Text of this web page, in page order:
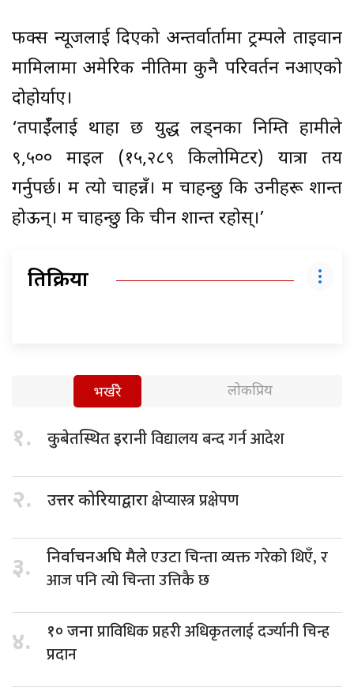
फक्स न्यूजलाई दिएको अन्तर्वार्तामा ट्रम्पले ताइवान
मामिलामा अमेरिकी नीतिमा कुनै परिवर्तन नआएको
दोहोर्याए।
‘तपाईँलाई थाहा छ युद्ध लड्नका निम्ति हामीले
९,५०० माइल (१५,२८९ किलोमिटर) यात्रा तय
गर्नुपर्छ। म त्यो चाहन्नँ। म चाहन्छु कि उनीहरू शान्त
होऊन्। म चाहन्छु कि चीन शान्त रहोस्।’
प्रतिक्रिया
भर्खरै लोकप्रिय
१. कुबेतस्थित इरानीविद्यालय बन्द गर्न आदेश
२. उत्तर कोरियाद्वाराक्षेप्यास्त्र प्रक्षेपण
३. निर्वाचनअघि मैलेएउटा चिन्ता व्यक्त गरेको थिएँ, र
आज पनि त्यो चिन्ता उत्तिकै छ
४. १० जनाप्राविधिक प्रहरी अधिकृतलाई दर्ज्यानी चिन्ह
प्रदान